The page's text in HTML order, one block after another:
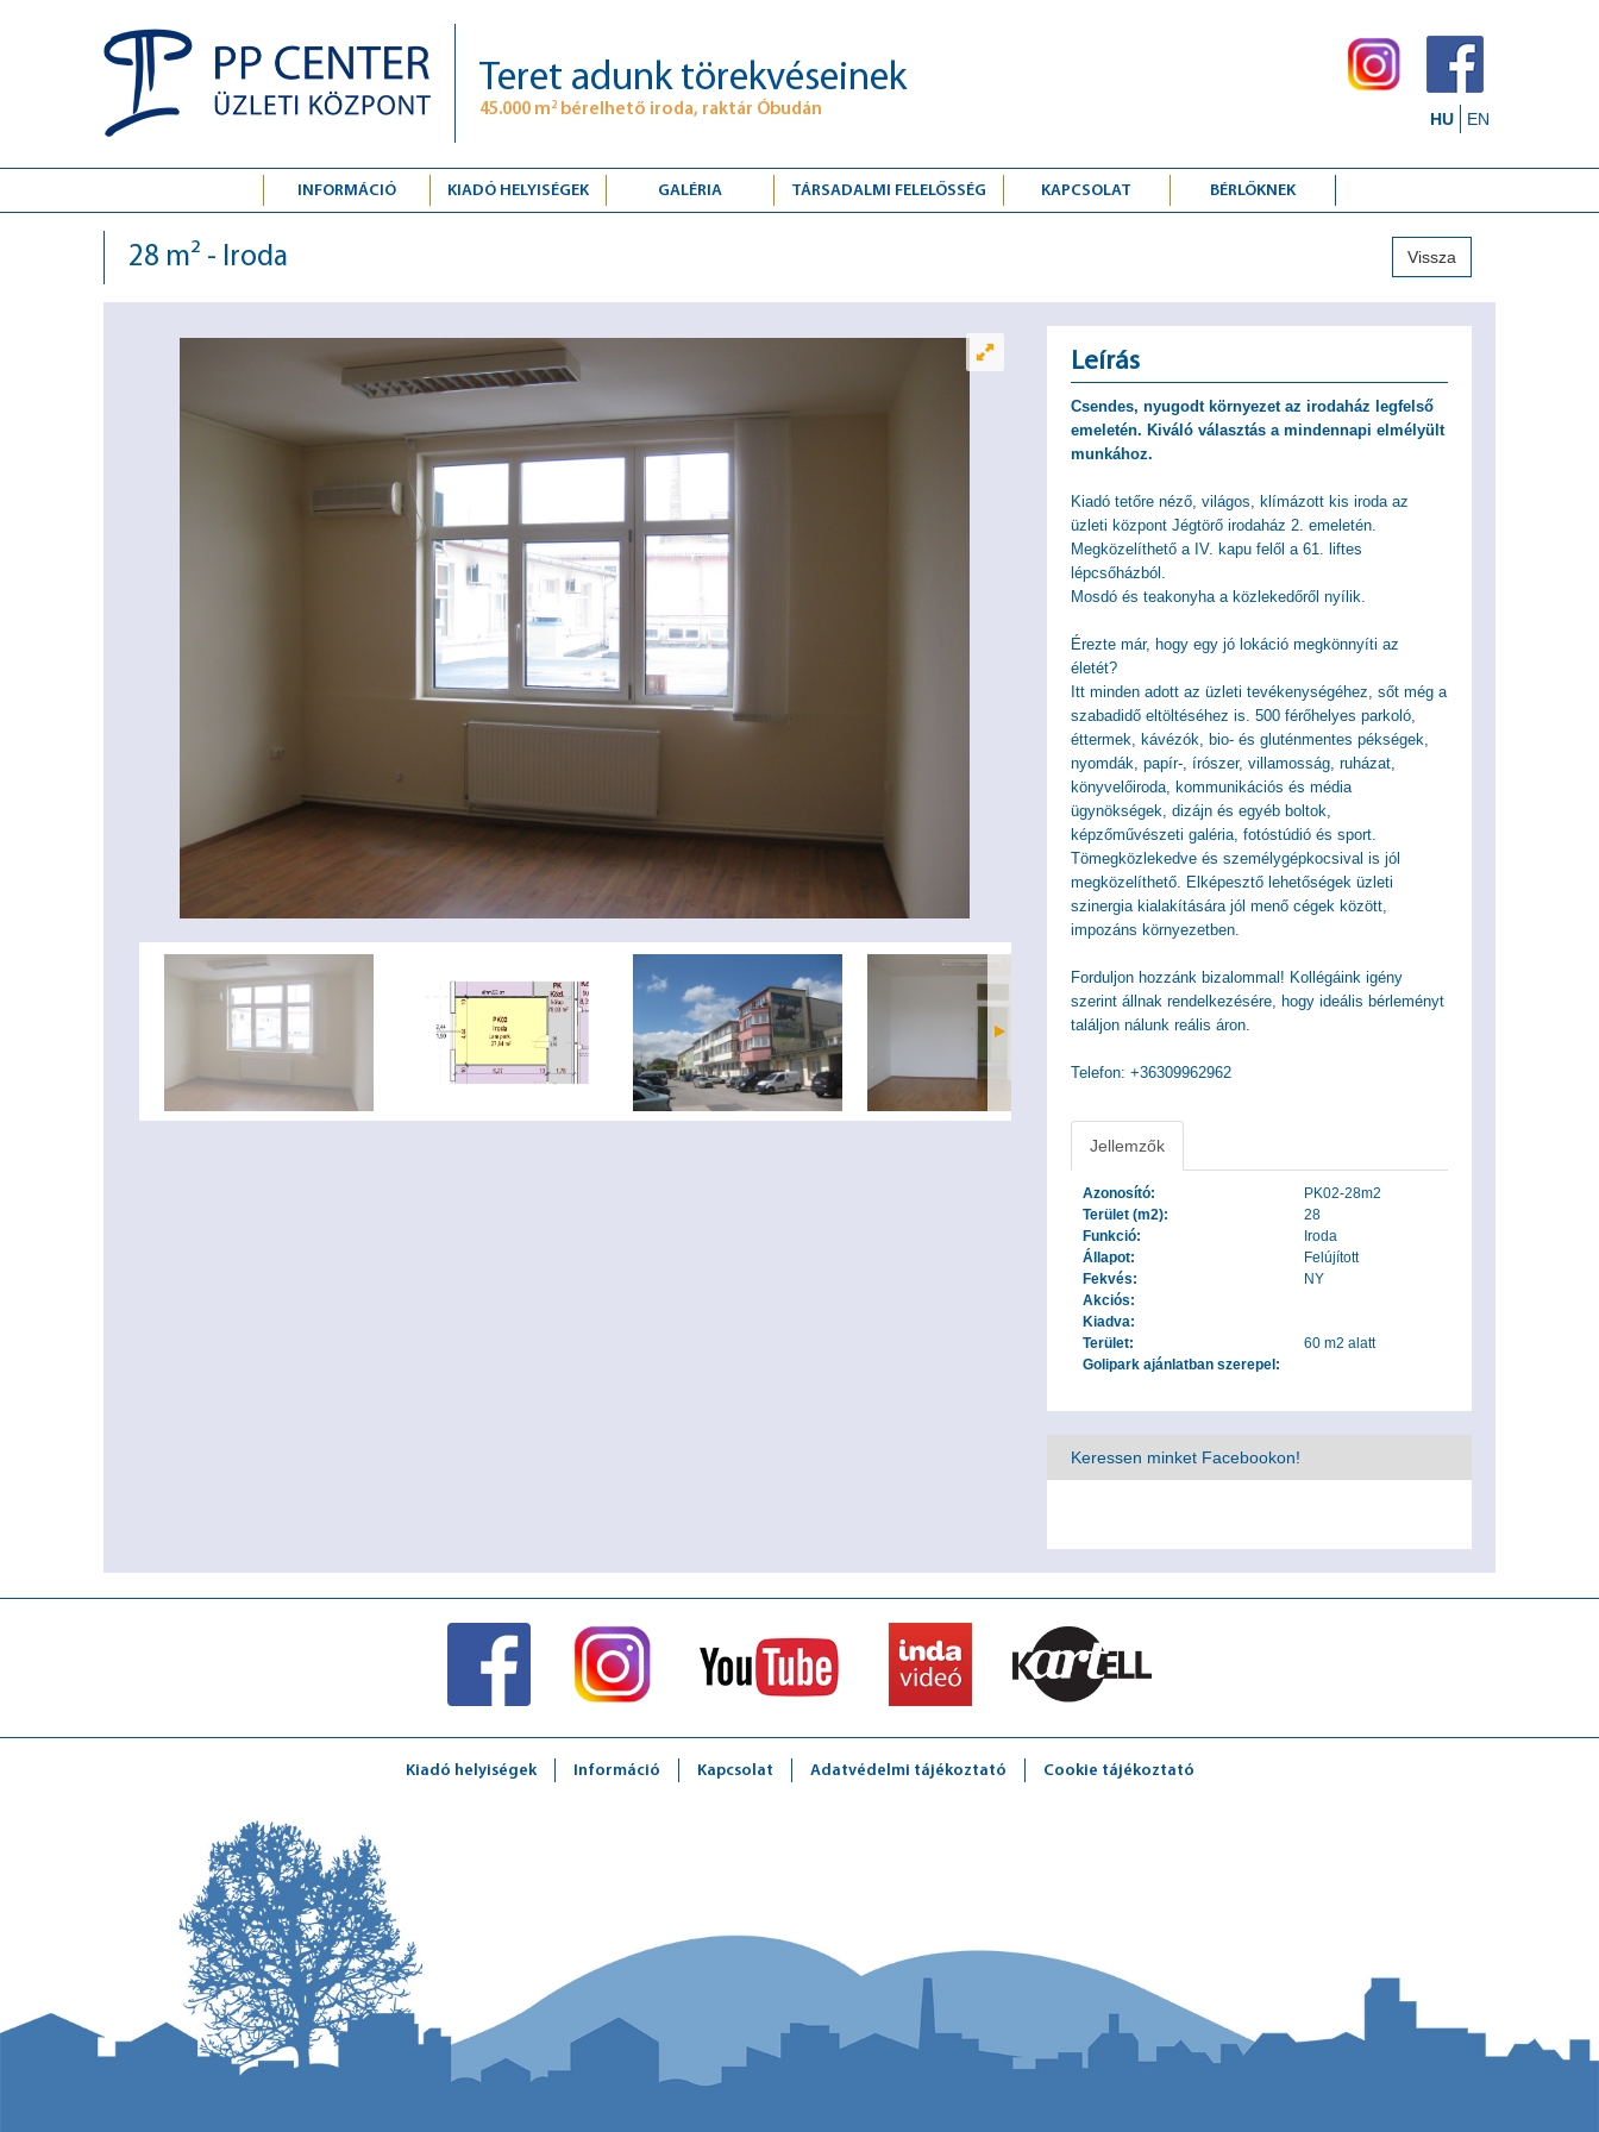
Teret adunk törekvéseinek
45.000 m 2bérelhető iroda, raktár Óbudán HU EN
INFORMÁCIÓ KIADÓ HELYISÉGEK GALÉRIA TÁRSADALMI FELELŐSSÉG KAPCSOLAT BÉRLŐKNEK
28 m² - Iroda Vissza
Leírás
Csendes, nyugodt környezet az irodaház legfelső
emeletén. Kiváló választás a mindennapi elmélyült
munkához.
Kiadó tetőre néző, világos, klímázott kis iroda az
üzleti központ Jégtörő irodaház 2. emeletén.
Megközelíthető a IV. kapu felől a 61. liftes
lépcsőházból.
Mosdó és teakonyha a közlekedőről nyílik.
Érezte már, hogy egy jó lokáció megkönnyíti az
életét?
Itt minden adott az üzleti tevékenységéhez, sőt még a
szabadidő eltöltéséhez is. 500 férőhelyes parkoló,
éttermek, kávézók, bio- és gluténmentes pékségek,
nyomdák, papír-, írószer, villamosság, ruházat,
könyvelőiroda, kommunikációs és média
ügynökségek, dizájn és egyéb boltok,
képzőművészeti galéria, fotóstúdió és sport.
Tömegközlekedve és személygépkocsival is jól
megközelíthető. Elképesztő lehetőségek üzleti
szinergia kialakítására jól menő cégek között,
impozáns környezetben.
Forduljon hozzánk bizalommal! Kollégáink igény
szerint állnak rendelkezésére, hogy ideális bérleményt
találjon nálunk reális áron.
Telefon: +36309962962
Jellemzők
Azonosító:
PK02-28m2
Terület (m2):
28
Funkció:
Iroda
Állapot:
Felújított
Fekvés:
NY
Akciós:
Kiadva:
Terület:
60 m2 alatt
Golipark ajánlatban szerepel:
Keressen minket Facebookon!
Kiadó helyiségek Információ Kapcsolat Adatvédelmi tájékoztató Cookie tájékoztató